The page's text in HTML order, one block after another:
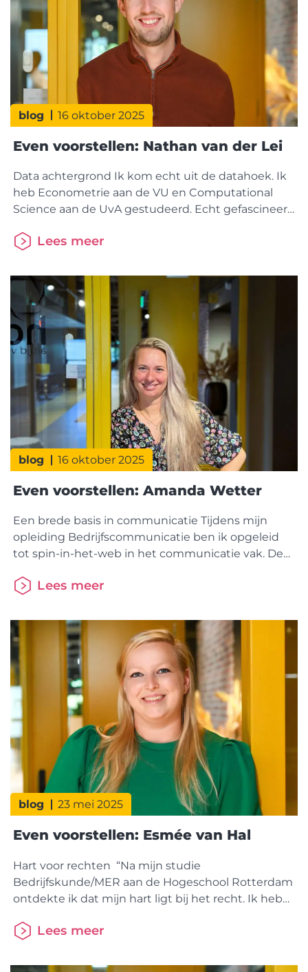
blog 16 oktober 2025
Even voorstellen: Nathan van der Lei
Data achtergrond Ik kom echt uit de datahoek. Ik
heb Econometrie aan de VU en Computational
Science aan de UvA gestudeerd. Echt gefascineerd
over roeiwedstrijden en dat je op basis van data
deelnemers, weersomstandigheden en leeftijd,
kan voorspellen welke boot
Lees meer
blog 16 oktober 2025
Even voorstellen: Amanda Wetter
Een brede basis in communicatie Tijdens mijn
opleiding Bedrijfscommunicatie ben ik opgeleid
tot spin-in-het-web in het communicatie vak. De
communicatie en communicatiemanagement,
mijn opleiding heb ik ruim twaalf jaar als marketeer
bij PTI gewerkt, en daarna bij Knauf en Norton. Drie
Lees meer
blog 23 mei 2025
Even voorstellen: Esmée van Hal
Hart voor rechten “Na mijn studie
Bedrijfskunde/MER aan de Hogeschool Rotterdam
ontdekte ik dat mijn hart ligt bij het recht. Ik heb
en daarna de master Financieel Recht afgerond.
Verkoopklaar bij de AH en na mijn studie ging ik
Lees meer